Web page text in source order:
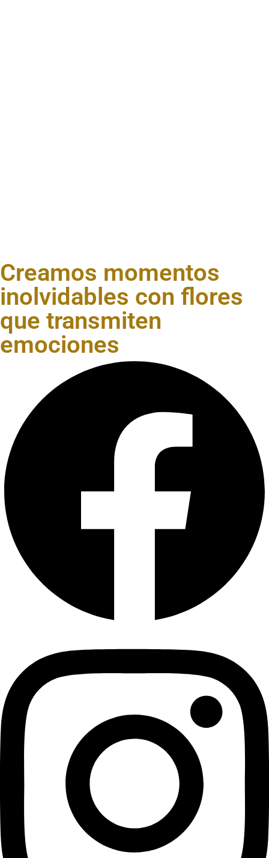
Creamos momentos
inolvidables con flores
que transmiten
emociones